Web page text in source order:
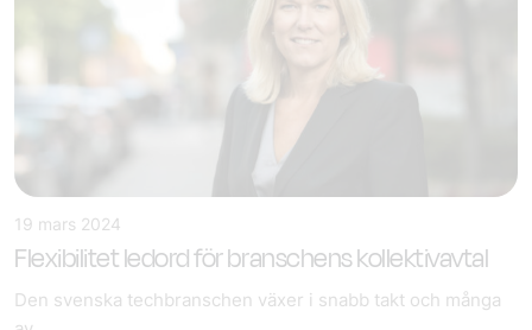
19 mars 2024
Flexibilitet ledord för branschens kollektivavtal
Den svenska techbranschen växer i snabb takt och många